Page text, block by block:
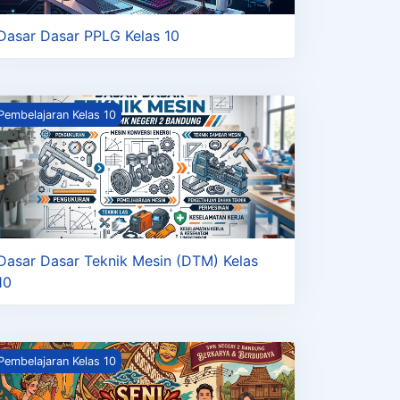
Dasar PPLG Kelas 10
Dasar Teknik Mesin (DTM) Kelas 10
Kelas 10
Dasar Teknik Mesin (DTM) Kelas
Budaya Kelas 10
Kelas 10